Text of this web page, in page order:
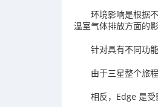
环境影响是根据
温室气体排放方面的
针对具有不同功
由于三星整个旅
相反，Edge 是受